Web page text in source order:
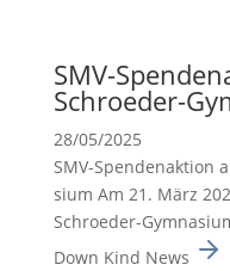
SMV-
Schroeder-
28/05/2025
SMV-Spenden­ak­tion
sium Am 21. März
Schroeder-
Down Kind News